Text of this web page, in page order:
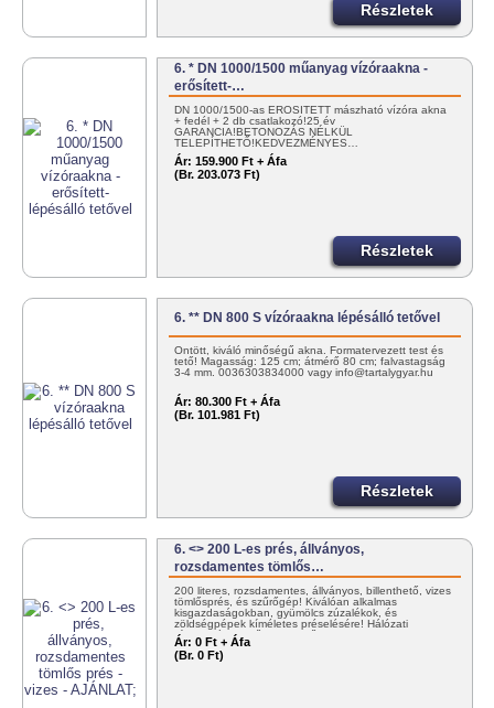
Részletek
6. * DN 1000/1500 műanyag vízóraakna -
erősített-…
DN 1000/1500-as ERŐSÍTETT mászható vízóra akna
+ fedél + 2 db csatlakozó!25 év
GARANCIA!BETONOZÁS NÉLKÜL
TELEPÍTHETŐ!KEDVEZMÉNYES…
Ár: 159.900 Ft + Áfa
(Br. 203.073 Ft)
Részletek
6. ** DN 800 S vízóraakna lépésálló tetővel
Öntött, kiváló minőségű akna. Formatervezett test és
tető! Magasság: 125 cm; átmérő 80 cm; falvastagság
3-4 mm. 0036303834000 vagy info@tartalygyar.hu
Ár: 80.300 Ft + Áfa
(Br. 101.981 Ft)
Részletek
6. <> 200 L-es prés, állványos,
rozsdamentes tömlős…
200 literes, rozsdamentes, állványos, billenthető, vizes
tömlősprés, és szűrőgép! Kiválóan alkalmas
kisgazdaságokban, gyümölcs zúzalékok, és
zöldségpépek kíméletes préselésére! Hálózati
víznyomással működtethető!…
Ár: 0 Ft + Áfa
(Br. 0 Ft)